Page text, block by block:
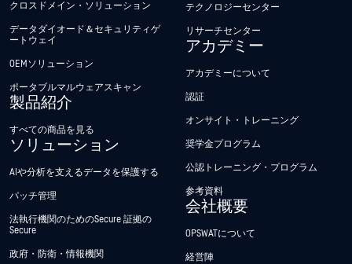
クロスドメイン・ソリューション
データダイオード＆セキュリティゲ
ートウェイ
OEMソリューション
ポータブルマルウェアスキャン
製品紹介
すべての商品を見る
ソリューション
AIや分析を支えるデータを保護する
パッチ管理
法執行機関のためのSecure 証拠の
Secure
政府・防衛・情報機関
テクノロジーセンター
リサーチセンター
アカデミー
アカデミーについて
認証
オンサイト・トレーニング
奨学金プログラム
公認トレーニング・プログラム
参考資料
会社概要
OPSWATについて
経営陣